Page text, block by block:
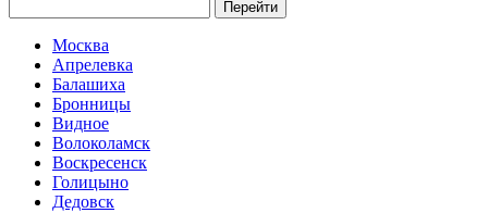
Перейти
Москва
Апрелевка
Балашиха
Бронницы
Видное
Волоколамск
Воскресенск
Голицыно
Дедовск